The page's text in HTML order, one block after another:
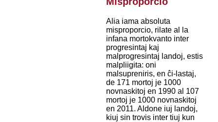
Alia iama absoluta
misproporcio, rilate al la
infana mortokvanto inter
progresintaj kaj
malprogresintaj landoj, estis
malpliigita: oni
malsupreniris, en ĉi-lastaj,
de 171 mortoj je 1000
novnaskitoj en 1990 al 107
mortoj je 1000 novnaskitoj
en 2011. Aldone iuj landoj,
kiuj sin trovis inter tiuj kun